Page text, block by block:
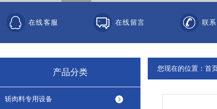
在线客服 在线留言 联
产品分类
斩肉料专用设备
您现在的位置： 首